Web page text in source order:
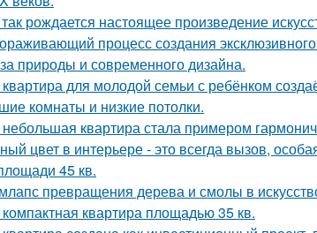
рождается настоящее произведение
процесс создания
природы и современного дизайна.
для молодой семьи с ребёнком
комнаты и низкие потолки.
квартира стала примером
цвет в интерьере - это всегда вызов,
45 кв.
превращения дерева и смолы в
квартира площадью 35 кв.